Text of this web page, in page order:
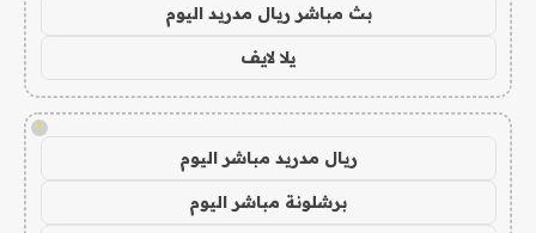
بث مباشر ريال مدريد اليوم
يلا لايف
!
ريال مدريد مباشر اليوم
برشلونة مباشر اليوم